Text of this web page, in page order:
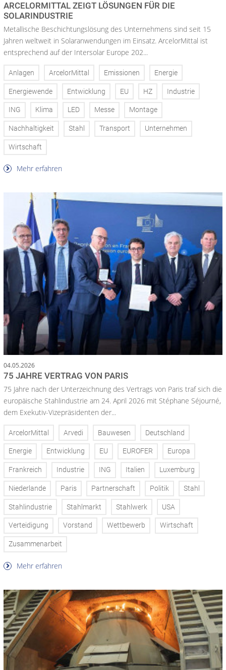
ARCELORMITTAL ZEIGT LÖSUNGEN FÜR DIE
SOLARINDUSTRIE
Metallische Beschichtungslösung des Unternehmens sind seit 15
Jahren weltweit in Solaranwendungen im Einsatz. ArcelorMittal ist
entsprechend auf der Intersolar Europe 202...
Anlagen ArcelorMittal Emissionen Energie
Energiewende Entwicklung EU HZ Industrie
ING Klima LED Messe Montage
Nachhaltigkeit Stahl Transport Unternehmen
Wirtschaft
Mehr erfahren
04.05.2026
75 JAHRE VERTRAG VON PARIS
75 Jahre nach der Unterzeichnung des Vertrags von Paris traf sich die
europäische Stahlindustrie am 24. April 2026 mit Stéphane Séjourné,
dem Exekutiv-Vizepräsidenten der...
ArcelorMittal Arvedi Bauwesen Deutschland
Energie Entwicklung EU EUROFER Europa
Frankreich Industrie ING Italien Luxemburg
Niederlande Paris Partnerschaft Politik Stahl
Stahlindustrie Stahlmarkt Stahlwerk USA
Verteidigung Vorstand Wettbewerb Wirtschaft
Zusammenarbeit
Mehr erfahren